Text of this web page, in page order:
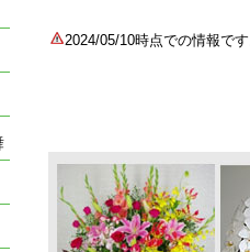
2024/05/10時点での情報で